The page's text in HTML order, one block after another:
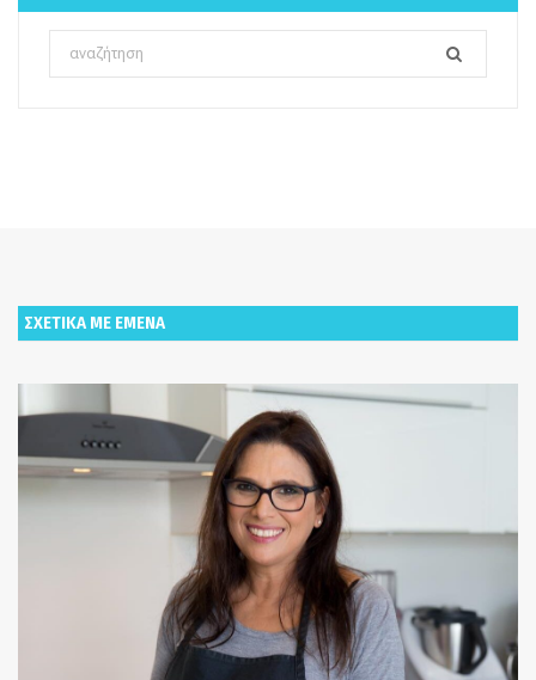
Search
for:
ΣΧΕΤΙΚΑ ΜΕ ΕΜΕΝΑ